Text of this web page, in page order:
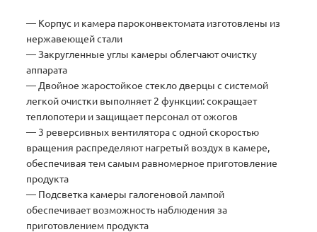
— Корпус и камера пароконвектомата изготовлены из
нержавеющей стали
— Закругленные углы камеры облегчают очистку
аппарата
— Двойное жаростойкое стекло дверцы с системой
легкой очистки выполняет 2 функции: сокращает
теплопотери и защищает персонал от ожогов
— 3 реверсивных вентилятора с одной скоростью
вращения распределяют нагретый воздух в камере,
обеспечивая тем самым равномерное приготовление
продукта
— Подсветка камеры галогеновой лампой
обеспечивает возможность наблюдения за
приготовлением продукта